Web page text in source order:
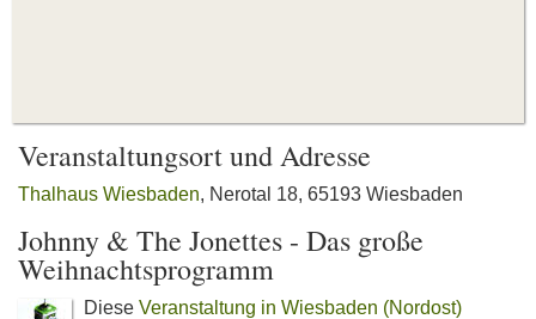
Veranstaltungsort und Adresse
Thalhaus Wiesbaden, Nerotal 18, 65193 Wiesbaden
Johnny & The Jonettes - Das große
Weihnachtsprogramm
Diese Veranstaltung in Wiesbaden (Nordost)